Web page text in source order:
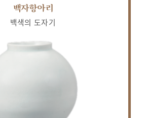
백자항아리
백색의 도자기